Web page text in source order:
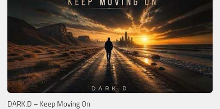
DARK.D – Keep Moving On